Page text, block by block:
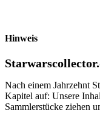
Hinweis
Nach einem Jahrzehnt
Kapitel auf: Unsere
Sammlerstücke ziehen